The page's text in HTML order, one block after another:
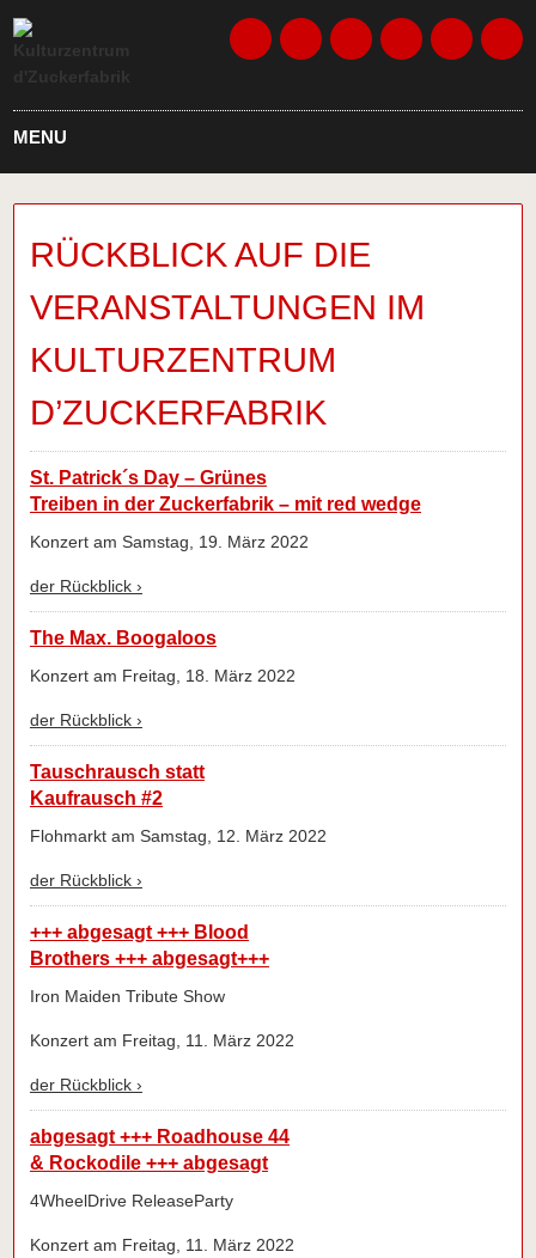
MENU
RÜCKBLICK AUF DIE
VERANSTALTUNGEN IM
KULTURZENTRUM
D’ZUCKERFABRIK
St. Patrick´s Day – Grünes
Treiben in der Zuckerfabrik – mit red wedge
Konzert am Samstag, 19. März 2022
der Rückblick ›
The Max. Boogaloos
Konzert am Freitag, 18. März 2022
der Rückblick ›
Tauschrausch statt
Kaufrausch #2
Flohmarkt am Samstag, 12. März 2022
der Rückblick ›
+++ abgesagt +++ Blood
Brothers +++ abgesagt+++
Iron Maiden Tribute Show
Konzert am Freitag, 11. März 2022
der Rückblick ›
abgesagt +++ Roadhouse 44
& Rockodile +++ abgesagt
4WheelDrive ReleaseParty
Konzert am Freitag, 11. März 2022